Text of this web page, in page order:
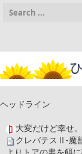
ヘッドライン
大変だけど幸せ
クレバテスⅡ-魔